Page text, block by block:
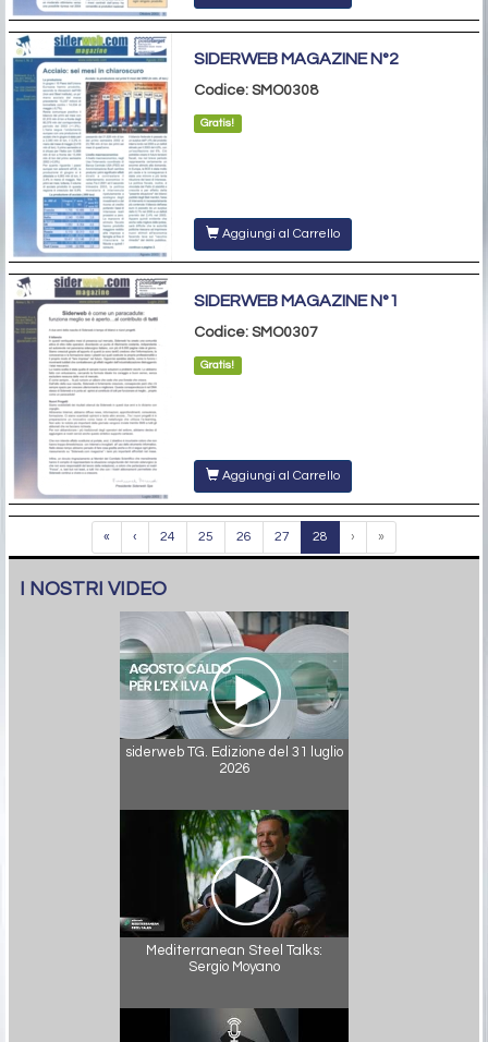
SIDERWEB MAGAZINE N°2
Codice: SMO0308
Gratis!
Aggiungi al Carrello
SIDERWEB MAGAZINE N°1
Codice: SMO0307
Gratis!
Aggiungi al Carrello
« ‹ 24 25 26 27 28 › »
I NOSTRI VIDEO
siderweb TG. Edizione del 31 luglio
2026
Mediterranean Steel Talks:
Sergio Moyano